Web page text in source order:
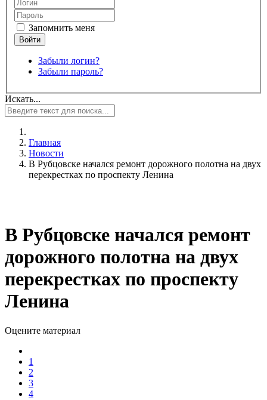
Запомнить меня
Забыли логин?
Забыли пароль?
Искать...
Главная
Новости
В Рубцовске начался ремонт дорожного полотна на двух
перекрестках по проспекту Ленина
В Рубцовске начался ремонт
дорожного полотна на двух
перекрестках по проспекту
Ленина
Оцените материал
1
2
3
4